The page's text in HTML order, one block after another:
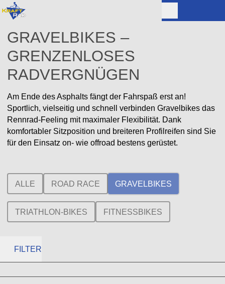
GRAVELBIKES –
GRENZENLOSES
RADVERGNÜGEN
Am Ende des Asphalts fängt der Fahrspaß erst an!
Sportlich, vielseitig und schnell verbinden Gravelbikes das
Rennrad-Feeling mit maximaler Flexibilität. Dank
komfortabler Sitzposition und breiteren Profilreifen sind Sie
für den Einsatz on- wie offroad bestens gerüstet.
ALLE ROAD RACE GRAVELBIKES
TRIATHLON-BIKES FITNESSBIKES
FILTER